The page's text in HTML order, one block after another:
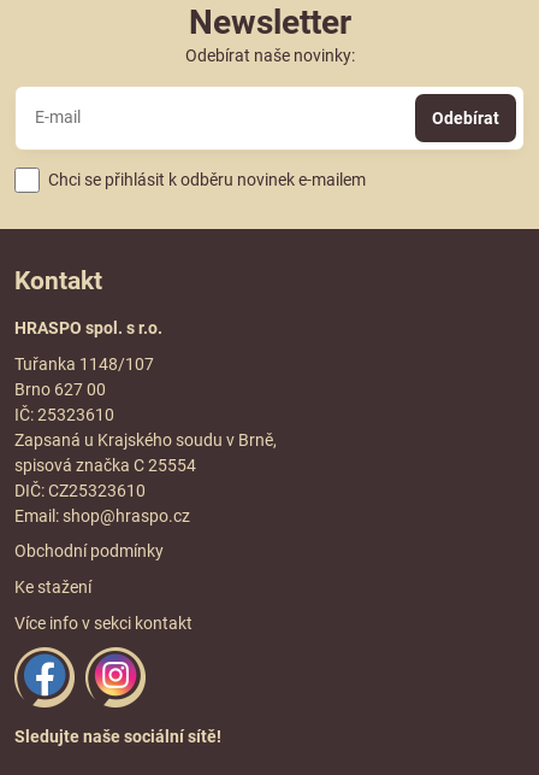
Newsletter
Odebírat naše novinky:
Odebírat
Chci se přihlásit k odběru novinek e-mailem
Kontakt
HRASPO spol. s r.o.
Tuřanka 1148/107
Brno 627 00
IČ: 25323610
Zapsaná u Krajského soudu v Brně,
spisová značka C 25554
DIČ: CZ25323610
Email: shop@hraspo.cz
Obchodní podmínky
Ke stažení
Více info v sekci kontakt
Sledujte naše sociální sítě!